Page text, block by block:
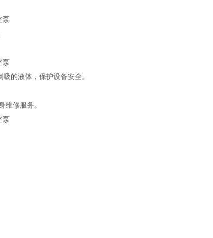
的液体，保护设备安全。
修服务。